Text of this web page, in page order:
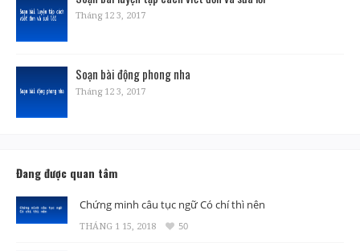
Tháng 12 3, 2017
Soạn bài động phong nha
Tháng 12 3, 2017
Đang được quan tâm
Chứng minh câu tục ngữ Có chí thì nên
THÁNG 1 15, 2018 50